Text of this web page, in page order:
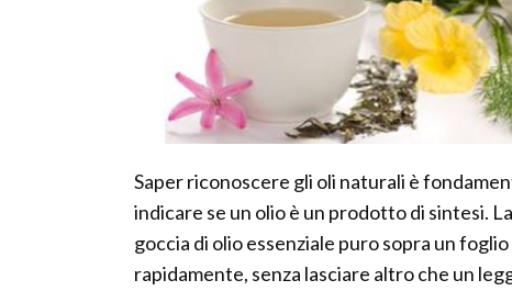
Saper riconoscere gli oli naturali è
indicare se un olio è un prodotto di sintesi.
goccia di olio essenziale puro sopra un
rapidamente, senza lasciare altro che un